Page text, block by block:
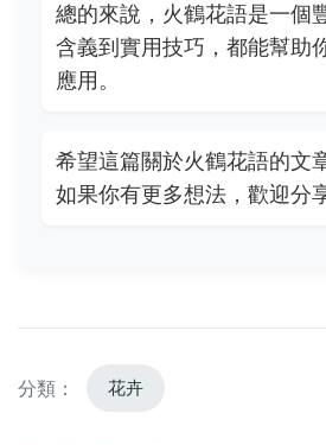
總的來說，火鶴花語是一個
含義到實用技巧，都能幫助
應用。
希望這篇關於火鶴花語的文
如果你有更多想法，歡迎分
分類： 花卉